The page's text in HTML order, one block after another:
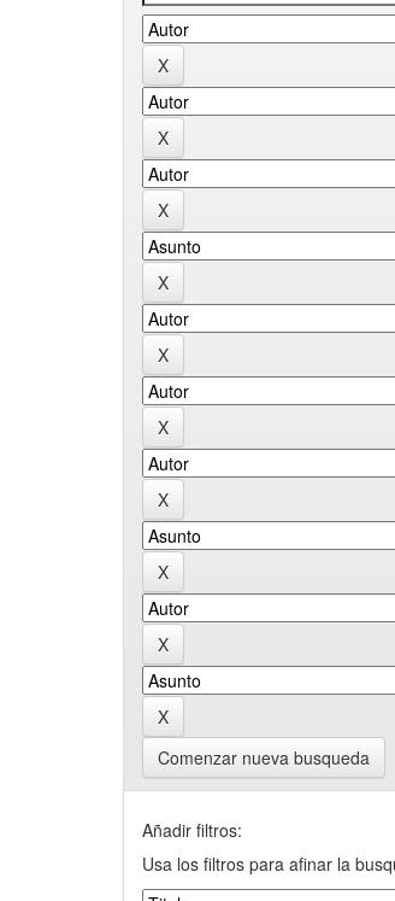
Comenzar nueva busqueda
Añadir filtros:
Usa los filtros para afinar la